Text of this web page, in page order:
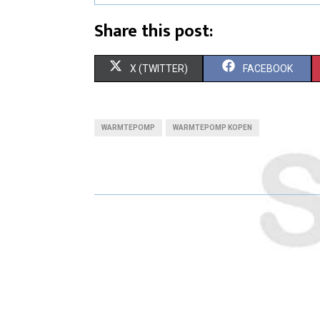
Share this post:
S
O
X (TWITTER) S
O
FACEBOOK
WARMTEPOMP WARMTEPOMP KOPEN